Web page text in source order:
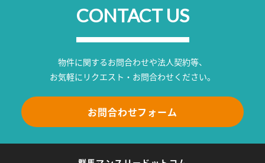
CONTACT US
物件に関するお問合わせや法人契約等、
お気軽にリクエスト・お問合わせください。
お問合わせフォーム